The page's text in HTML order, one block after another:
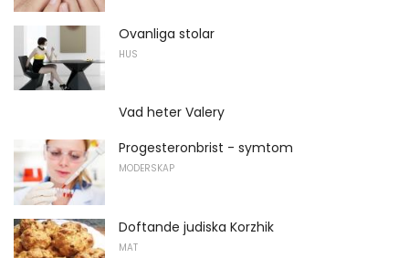
Ovanliga stolar
HUS
Vad heter Valery
Progesteronbrist - symtom
MODERSKAP
Doftande judiska Korzhik
MAT